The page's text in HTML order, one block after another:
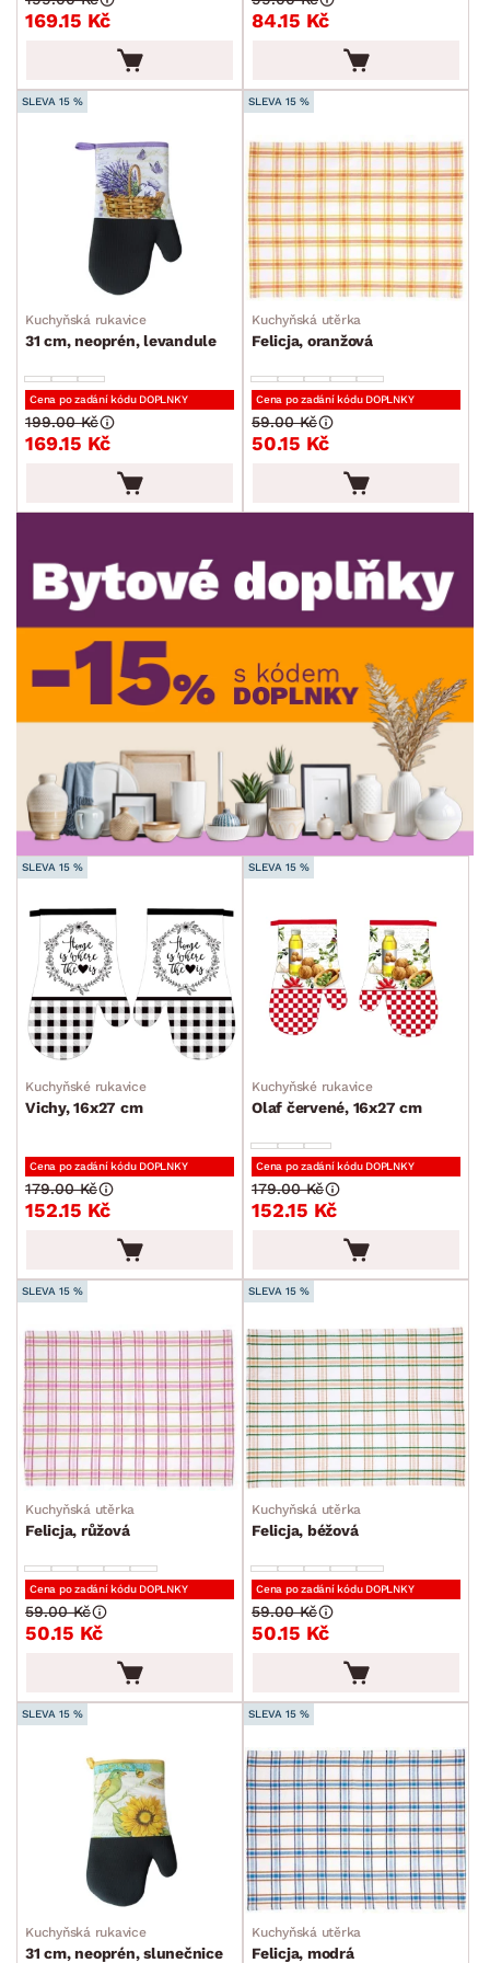
Ubrusy a běhouny
Stolování a vaření
Zahradní doplňky
Osvětlení
Ukládání a organizace
Drobné bytové doplňky
Velikonoce
Sedací soupravy a pohovky
Sestavy a stěny
Drobný nábytek
Spotřebiče
BARVA
ROZMĚRY
min. max.
min. cm max. cm
min. cm max. cm
MATERIÁL
MÍSTNOST
SKLADOVOST
169.15 Kč 84.15 Kč
SLEVA 15 %
Kuchyňská rukavice
31 cm, neoprén, levandule
Cena po zadání kódu DOPLNKY
169.15 Kč
199.00 Kč
SLEVA 15 %
Kuchyňská utěrka
Felicja, oranžová
Cena po zadání kódu DOPLNKY
50.15 Kč
59.00 Kč
SLEVA 15 %
Kuchyňské rukavice
Vichy, 16x27 cm
Cena po zadání kódu DOPLNKY
152.15 Kč
179.00 Kč
SLEVA 15 %
Kuchyňské rukavice
Olaf červené, 16x27 cm
Cena po zadání kódu DOPLNKY
152.15 Kč
179.00 Kč
SLEVA 15 %
Kuchyňská utěrka
Felicja, růžová
Cena po zadání kódu DOPLNKY
50.15 Kč
59.00 Kč
SLEVA 15 %
Kuchyňská utěrka
Felicja, béžová
Cena po zadání kódu DOPLNKY
50.15 Kč
59.00 Kč
SLEVA 15 %
Kuchyňská rukavice
31 cm, neoprén, slunečnice
SLEVA 15 %
Kuchyňská utěrka
Felicja, modrá